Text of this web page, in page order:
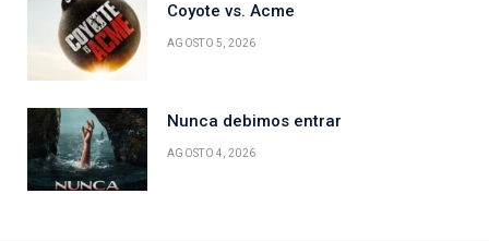
Coyote vs. Acme
AGOSTO 5, 2026
Nunca debimos entrar
AGOSTO 4, 2026